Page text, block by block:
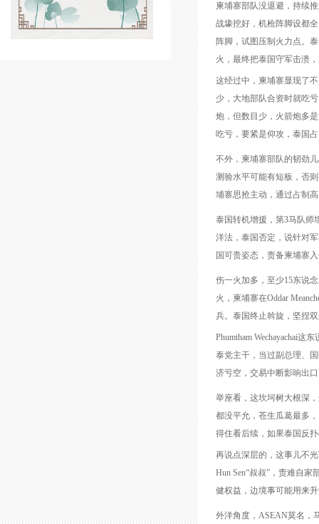
柬埔寨部队没退避，持续
战壕挖好，机枪阵脚设都
阵脚，试图压制火力点。
火，最终把泰国守军击溃
这经过中，柬埔寨显现了
少，大地部队合资时就吃
炮，但数目少，火箭炮多
吃亏，要紧是仰攻，泰国
不外，柬埔寨部队的韧劲
测验水平可能有短板，否
埔寨思抢主动，通过占制
泰国转机增援，第3马队师
洋法，泰国否定，说针对
国可贵姿态，责备柬埔寨
伤一火加多，至少15东说
火，柬埔寨在Oddar
兵。泰国终止斡旋，坚捏
Phumtham Wechayachai
泰党主干，当过副总理、
济亏空，交易中断影响出
举座看，这坎坷树大根深
都没平允，苍生瓜葛最多
得住看后续，如果泰国反
再说点深层的，这事儿不
Hun Sen“叔叔”，责难自
健权益，边境事可能用来
外洋角度，ASEAN莫名，